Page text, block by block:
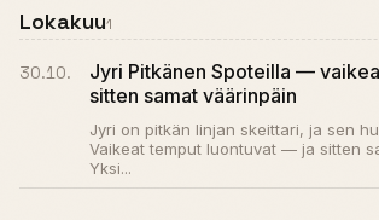
Lokakuu1
30.10.
Jyri Pitkänen Spoteilla —
sitten samat väärinpäin
Jyri on pitkän linjan skeittari, ja sen
Vaikeat temput luontuvat — ja sitten
Yksi...